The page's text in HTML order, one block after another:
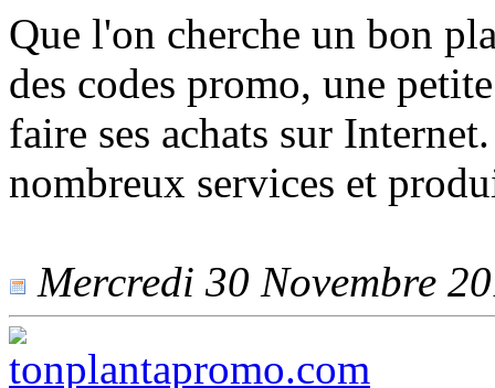
Que l'on cherche un bon
des codes promo, une
faire ses achats sur
nombreux services et
Mercredi 30 Novembre